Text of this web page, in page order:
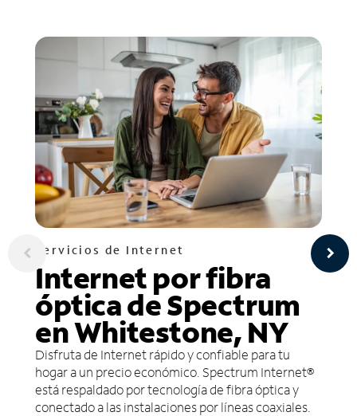
Servicios de Internet
Internet por fibra
óptica de Spectrum
en Whitestone, NY
Disfruta de Internet rápido y confiable para tu
hogar a un precio económico. Spectrum Internet®
está respaldado por tecnología de fibra óptica y
conectado a las instalaciones por líneas coaxiales.